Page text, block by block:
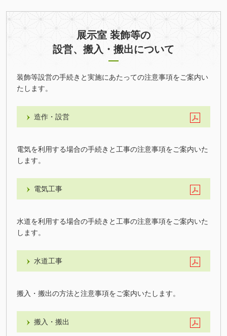
展示室 装飾等の
設営、搬入・搬出について
装飾等設営の手続きと実施にあたっての注意事項をご案内い
たします。
造作・設営
電気を利用する場合の手続きと工事の注意事項をご案内いた
します。
電気工事
水道を利用する場合の手続きと工事の注意事項をご案内いた
します。
水道工事
搬入・搬出の方法と注意事項をご案内いたします。
搬入・搬出